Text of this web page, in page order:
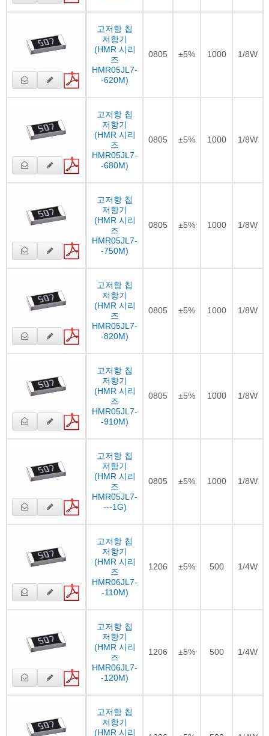
고저항 칩
저항기
(HMR 시리
즈
HMR05JL7-
-620M)
0805 ±5% 1000 1/8W
고저항 칩
저항기
(HMR 시리
즈
HMR05JL7-
-680M)
0805 ±5% 1000 1/8W
고저항 칩
저항기
(HMR 시리
즈
HMR05JL7-
-750M)
0805 ±5% 1000 1/8W
고저항 칩
저항기
(HMR 시리
즈
HMR05JL7-
-820M)
0805 ±5% 1000 1/8W
고저항 칩
저항기
(HMR 시리
즈
HMR05JL7-
-910M)
0805 ±5% 1000 1/8W
고저항 칩
저항기
(HMR 시리
즈
HMR05JL7-
---1G)
0805 ±5% 1000 1/8W
고저항 칩
저항기
(HMR 시리
즈
HMR06JL7-
-110M)
1206 ±5% 500 1/4W
고저항 칩
저항기
(HMR 시리
즈
HMR06JL7-
-120M)
1206 ±5% 500 1/4W
고저항 칩
저항기
(HMR 시리